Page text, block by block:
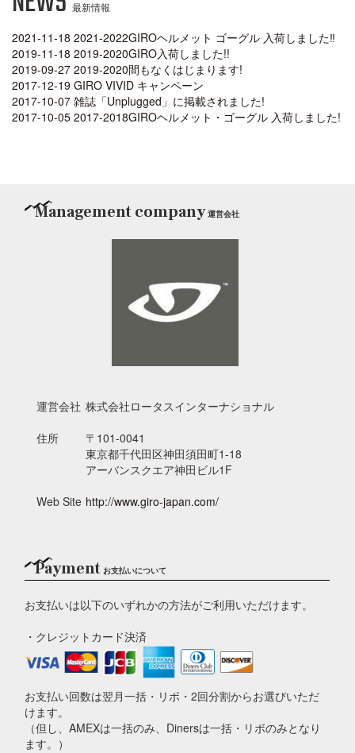
最新情報
2021-11-18 2021-2022GIROヘルメット ゴーグル 入荷しました‼
2019-11-18 2019-2020GIRO入荷しました!!
2019-09-27 2019-2020間もなくはじまります!
2017-12-19 GIRO VIVID キャンペーン
2017-10-07 雑誌「Unplugged」に掲載されました!
2017-10-05 2017-2018GIROヘルメット・ゴーグル 入荷しました!
Management company運営会社
運営会社 株式会社ロータスインターナショナル
住所
〒101-0041
東京都千代田区神田須田町1-18
アーバンスクエア神田ビル1F
Web Site http://www.giro-japan.com/
Payment お支払いについて
お支払いは以下のいずれかの方法がご利用いただけます。
・クレジットカード決済
お支払い回数は翌月一括・リボ・2回分割からお選びいただ
けます。
（但し、AMEXは一括のみ、Dinersは一括・リボのみとなり
ます。）